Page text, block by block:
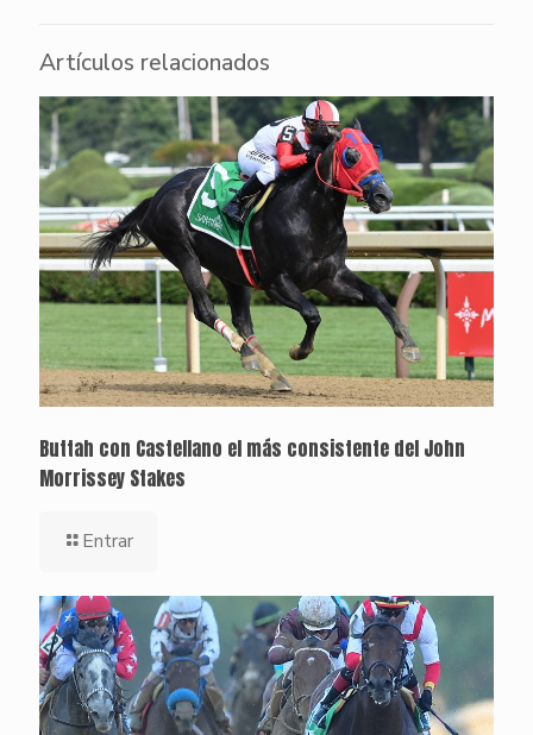
Artículos relacionados
Buttah con Castellano el más consistente del John
Morrissey Stakes
Entrar